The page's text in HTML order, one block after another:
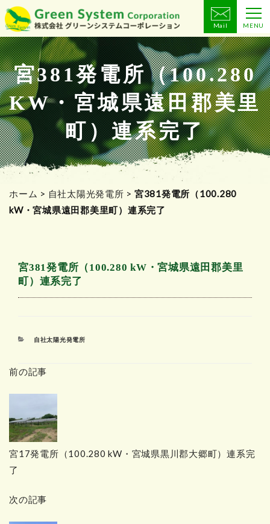
コ
ン
テ
ン
ツ
へ
ス
キ
ッ
プ
Mail MENU
宮381発電所（100.280
KW・宮城県遠田郡美里
町）連系完了
ホーム > 自社太陽光発電所 > 宮381発電所（100.280
kW・宮城県遠田郡美里町）連系完了
宮381発電所（100.280 kW・宮城県遠田郡美里
町）連系完了
カ
リ
自社太陽光発電所
前の記事
宮17発電所（100.280 kW・宮城県黒川郡大郷町）連系完
了
次の記事